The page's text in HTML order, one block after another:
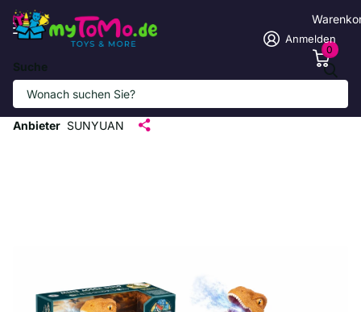
Suche
Anmelden
0
R/C Lauf-Dinosaurier mit Wassernebel,
LED-Lichtern & Brüllsound
Anbieter SUNYUAN